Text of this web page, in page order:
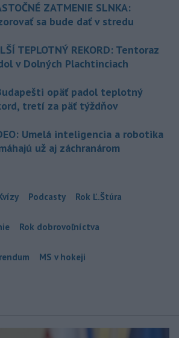
ZATMENIE SLNKA:
sa bude dať v stredu
TEPLOTNÝ REKORD: Tentoraz
v Dolných Plachtinciach
opäť padol teplotný
tretí za päť týždňov
Umelá inteligencia a robotika
už aj záchranárom
Podcasty Rok Ľ.Štúra
Rok dobrovoľníctva
MS v hokeji